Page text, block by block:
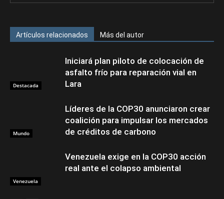
Artículos relacionados Más del autor
Destacada
Iniciará plan piloto de colocación de
asfalto frío para reparación vial en
Lara
Mundo
Líderes de la COP30 anunciaron crear
coalición para impulsar los mercados
de créditos de carbono
Venezuela
Venezuela exige en la COP30 acción
real ante el colapso ambiental